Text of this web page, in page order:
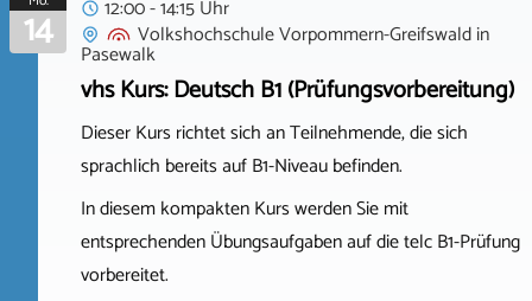
14
12:00 - 14:15 Uhr
Volkshochschule Vorpommern-Greifswaldin
Pasewalk
vhs Kurs: Deutsch B1 (Prüfungsvorbereitung)
Dieser Kurs richtet sich an Teilnehmende, die sich
sprachlich bereits auf B1-Niveau befinden.
In diesem kompakten Kurs werden Sie mit
entsprechenden Übungsaufgaben auf die telc B1-Prüfung
vorbereitet.